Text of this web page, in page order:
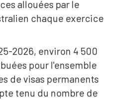
allouées par le
chaque exercice
2026, environ 4 500
pour l'ensemble
de visas permanents
tenu du nombre de